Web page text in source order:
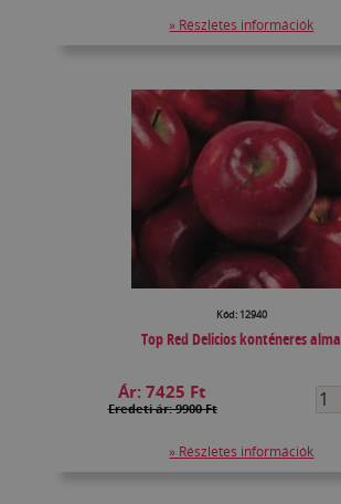
» Részletes információk
Kód: 12940
Top Red Delicios konténeres alma
Ár:7425 Ft
Eredeti ár: 9900 Ft
» Részletes információk